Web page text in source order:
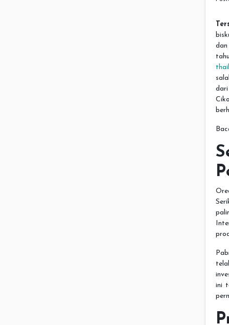
ini